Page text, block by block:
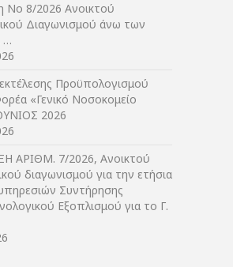
Νο 8/2026 Ανοικτού
Διαγωνισμού άνω των
…
Προϋπολογισμού
«Γενικό Νοσοκομείο
2026
ΑΡIΘΜ. 7/2026, Ανοικτού
διαγωνισμού για την ετήσια
Συντήρησης
Εξοπλισμού για το Γ.